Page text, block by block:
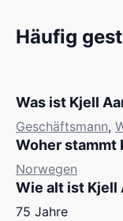
Häufig
Was ist Kjell
Geschäftsmann,
Woher stammt
Norwegen
Wie alt ist Kjell
75 Jahre